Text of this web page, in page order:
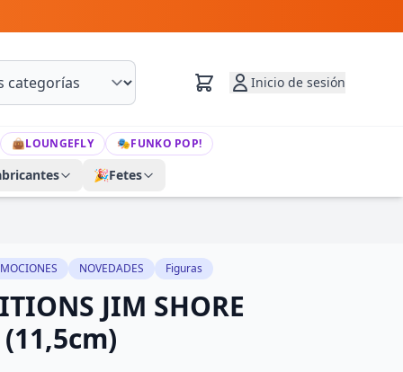
Inicio de sesión
👜LOUNGEFLY 🎭FUNKO POP!
🎉Fetes
NOVEDADES Figuras
JIM SHORE